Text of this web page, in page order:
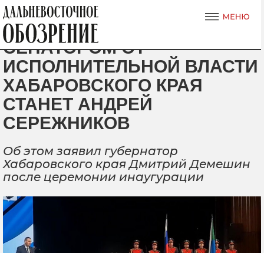
СЕНАТОРОМ ОТ
ИСПОЛНИТЕЛЬНОЙ ВЛАСТИ
ХАБАРОВСКОГО КРАЯ
СТАНЕТ АНДРЕЙ
СЕРЕЖНИКОВ
Об этом заявил губернатор
Хабаровского края Дмитрий Демешин
после церемонии инаугурации